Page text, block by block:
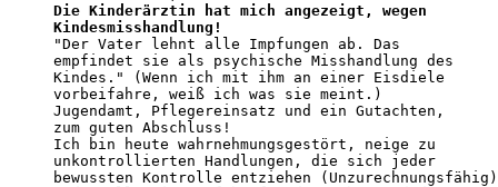
Die Kinderärztin hat mich angezeigt, wegen
Kindesmisshandlung!
"Der Vater lehnt alle Impfungen ab. Das
empfindet sie als psychische Misshandlung des
Kindes." (Wenn ich mit ihm an einer Eisdiele
vorbeifahre, weiß ich was sie meint.)
Jugendamt, Pflegereinsatz und ein Gutachten,
zum guten Abschluss!
Ich bin heute wahrnehmungsgestört, neige zu
unkontrollierten Handlungen, die sich jeder
bewussten Kontrolle entziehen (Unzurechnungsfähig)